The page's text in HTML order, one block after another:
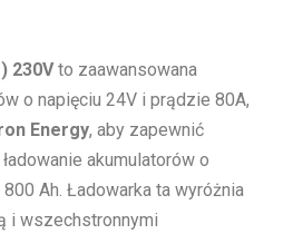
230Vto zaawansowana
o napięciu 24V i prądzie 80A,
Energy, aby zapewnić
akumulatorów o
Ah. Ładowarka ta wyróżnia
i wszechstronnymi